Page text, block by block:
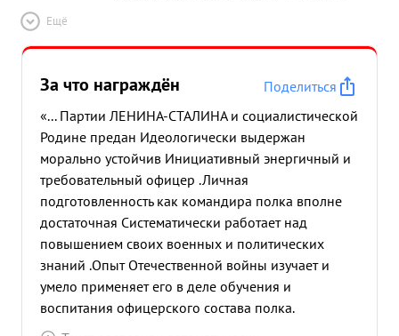
Ещё
За что награждён
Поделиться
«... Партии ЛЕНИНА-СТАЛИНА и социалистической
Родине предан Идеологически выдержан
морально устойчив Инициативный энергичный и
требовательный офицер .Личная
подготовленность как командира полка вполне
достаточная Систематически работает над
повышением своих военных и политических
знаний .Опыт Отечественной войны изучает и
умело применяет его в деле обучения и
воспитания офицерского состава полка.
Благодаря большой работе проделанной им в